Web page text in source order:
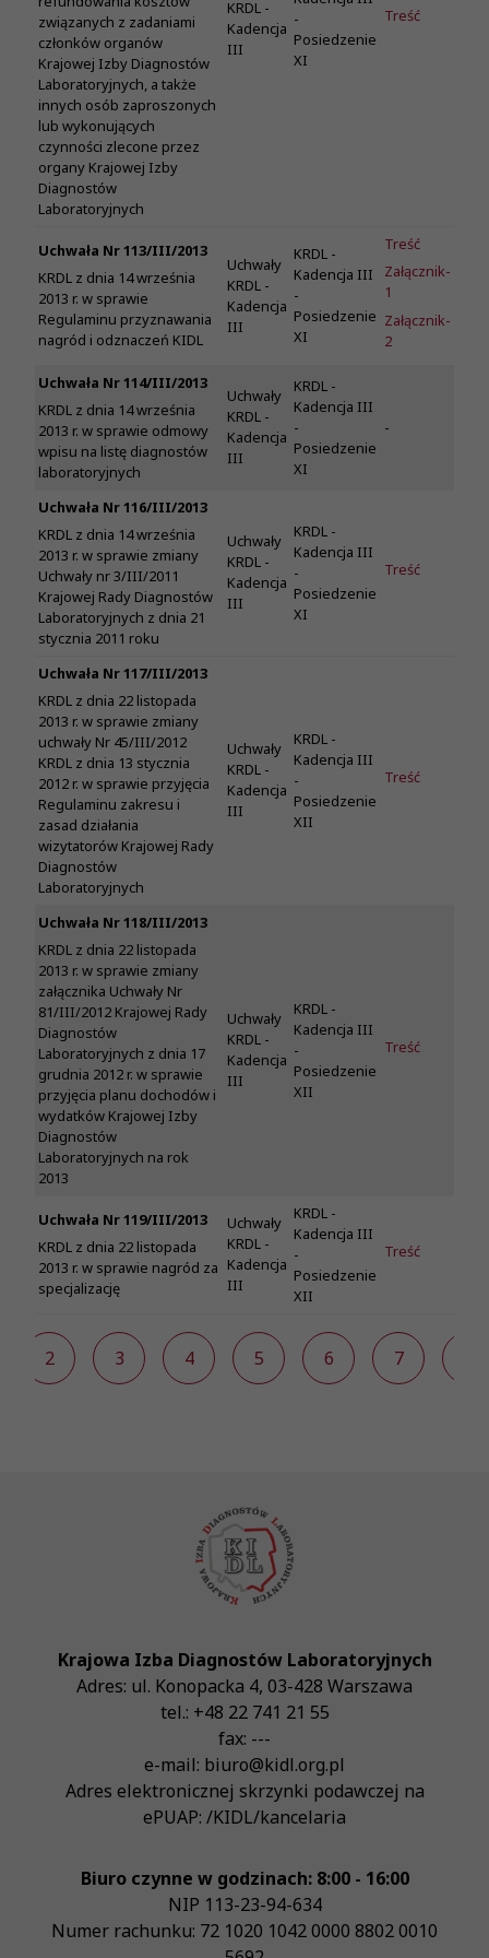
związanych z zadaniami
członków organów
Krajowej Izby Diagnostów
Laboratoryjnych, a także
innych osób zaproszonych
lub wykonujących
czynności zlecone przez
organy Krajowej Izby
Diagnostów
Laboratoryjnych
KRDL -
Kadencja
III
-
Posiedzenie
XI
Treść
Uchwała Nr 113/III/2013
KRDL z dnia 14 września
2013 r. w sprawie
Regulaminu przyznawania
nagród i odznaczeń KIDL
Uchwały
KRDL -
Kadencja
III
KRDL -
Kadencja III
-
Posiedzenie
XI
Treść
Załącznik-
1
Załącznik-
2
Uchwała Nr 114/III/2013
KRDL z dnia 14 września
2013 r. w sprawie odmowy
wpisu na listę diagnostów
laboratoryjnych
Uchwały
KRDL -
Kadencja
III
KRDL -
Kadencja III
-
Posiedzenie
XI
-
Uchwała Nr 116/III/2013
KRDL z dnia 14 września
2013 r. w sprawie zmiany
Uchwały nr 3/III/2011
Krajowej Rady Diagnostów
Laboratoryjnych z dnia 21
stycznia 2011 roku
Uchwały
KRDL -
Kadencja
III
KRDL -
Kadencja III
-
Posiedzenie
XI
Treść
Uchwała Nr 117/III/2013
KRDL z dnia 22 listopada
2013 r. w sprawie zmiany
uchwały Nr 45/III/2012
KRDL z dnia 13 stycznia
2012 r. w sprawie przyjęcia
Regulaminu zakresu i
zasad działania
wizytatorów Krajowej Rady
Diagnostów
Laboratoryjnych
Uchwały
KRDL -
Kadencja
III
KRDL -
Kadencja III
-
Posiedzenie
XII
Treść
Uchwała Nr 118/III/2013
KRDL z dnia 22 listopada
2013 r. w sprawie zmiany
załącznika Uchwały Nr
81/III/2012 Krajowej Rady
Diagnostów
Laboratoryjnych z dnia 17
grudnia 2012 r. w sprawie
przyjęcia planu dochodów i
wydatków Krajowej Izby
Diagnostów
Laboratoryjnych na rok
2013
Uchwały
KRDL -
Kadencja
III
KRDL -
Kadencja III
-
Posiedzenie
XII
Treść
Uchwała Nr 119/III/2013
KRDL z dnia 22 listopada
2013 r. w sprawie nagród za
specjalizację
Uchwały
KRDL -
Kadencja
III
KRDL -
Kadencja III
-
Posiedzenie
XII
Treść
2 3 4 5 6 7
Krajowa Izba Diagnostów Laboratoryjnych
Adres: ul. Konopacka 4, 03-428 Warszawa
tel.: +48 22 741 21 55
fax: ---
e-mail: biuro@kidl.org.pl
Adres elektronicznej skrzynki podawczej na
ePUAP: /KIDL/kancelaria
Biuro czynne w godzinach: 8:00 - 16:00
NIP 113-23-94-634
Numer rachunku: 72 1020 1042 0000 8802 0010